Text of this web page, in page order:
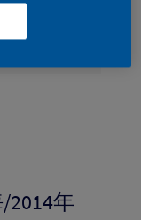
年